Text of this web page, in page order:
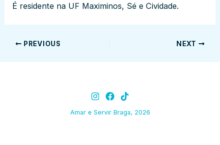
É residente na UF Maximinos, Sé e Cividade.
PREVIOUS NEXT
Amar e Servir Braga, 2026